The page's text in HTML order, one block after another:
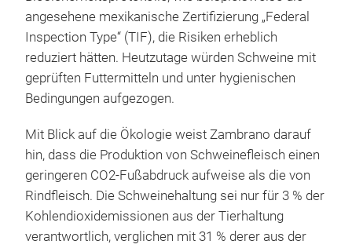
angesehene mexikanische Zertifizierung „Federal
Inspection Type“ (TIF), die Risiken erheblich
reduziert hätten. Heutzutage würden Schweine mit
geprüften Futtermitteln und unter hygienischen
Bedingungen aufgezogen.
Mit Blick auf die Ökologie weist Zambrano darauf
hin, dass die Produktion von Schweinefleisch einen
geringeren CO2-Fußabdruck aufweise als die von
Rindfleisch. Die Schweinehaltung sei nur für 3 % der
Kohlendioxidemissionen aus der Tierhaltung
verantwortlich, verglichen mit 31 % derer aus der